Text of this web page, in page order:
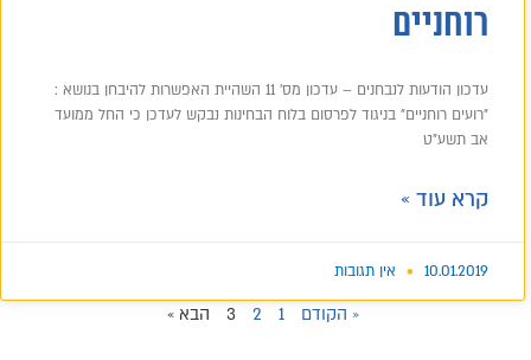
רוחניים
עדכון הודעות לנבחנים – עדכון מס' 11 השהיית האפשרות להיבחן בנושא :
"רועים רוחניים" בניגוד לפרסום בלוח הבחינות נבקש לעדכן כי החל ממועד
אב תשע"ט
קרא עוד »
10.01.2019 אין תגובות
« הקודם 1
2
3 הבא »